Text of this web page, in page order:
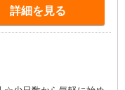
詳細を見る